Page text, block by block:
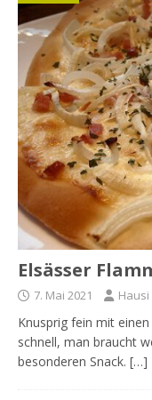
Elsässer
7. Mai 2021 Hausi
Knusprig fein mit
schnell, man braucht
besonderen Snack. […]